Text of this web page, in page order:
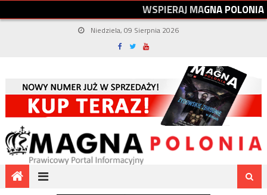
WSPIERAJMAGNAPOLONIA
Niedziela, 09 Sierpnia 2026